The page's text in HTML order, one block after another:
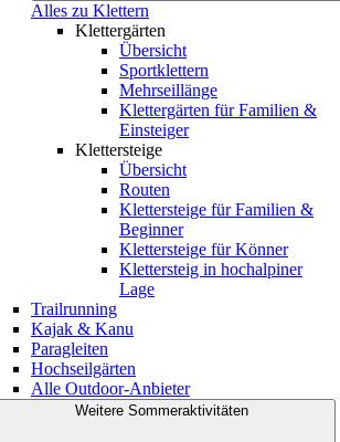
Alles zu Klettern
Klettergärten
Übersicht
Sportklettern
Mehrseillänge
Klettergärten für Familien &
Einsteiger
Klettersteige
Übersicht
Routen
Klettersteige für Familien &
Beginner
Klettersteige für Könner
Klettersteig in hochalpiner
Lage
Trailrunning
Kajak & Kanu
Paragleiten
Hochseilgärten
Alle Outdoor-Anbieter
Weitere Sommeraktivitäten